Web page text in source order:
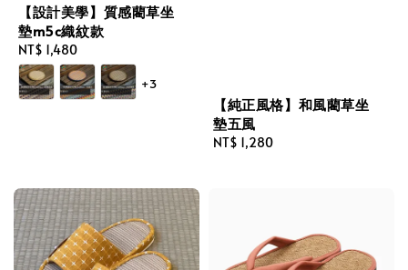
【設計美學】質感藺草坐
墊m5c織紋款
Regular
price
NT$ 1,480
+3
【純正風格】和風藺草坐
墊五風
Regular
NT$ 1,280